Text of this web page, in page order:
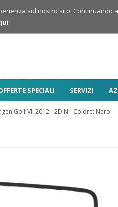
SPECIALI SERVIZI
Golf VII 2012 - 2DIN - Colore: Nero
sul nostro sito. Continuando